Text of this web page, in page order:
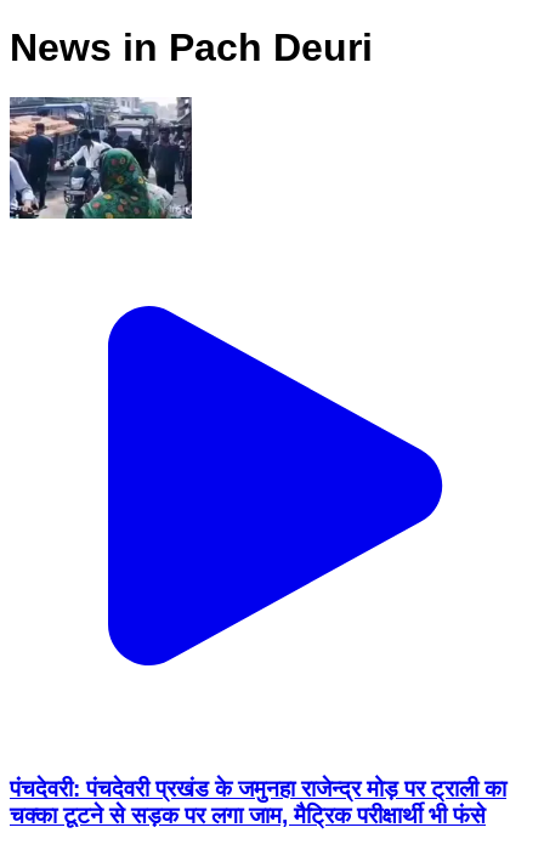
News in Pach Deuri
पंचदेवरी: पंचदेवरी प्रखंड के जमुनहा राजेन्द्र मोड़ पर ट्राली का
चक्का टूटने से सड़क पर लगा जाम, मैट्रिक परीक्षार्थी भी फंसे